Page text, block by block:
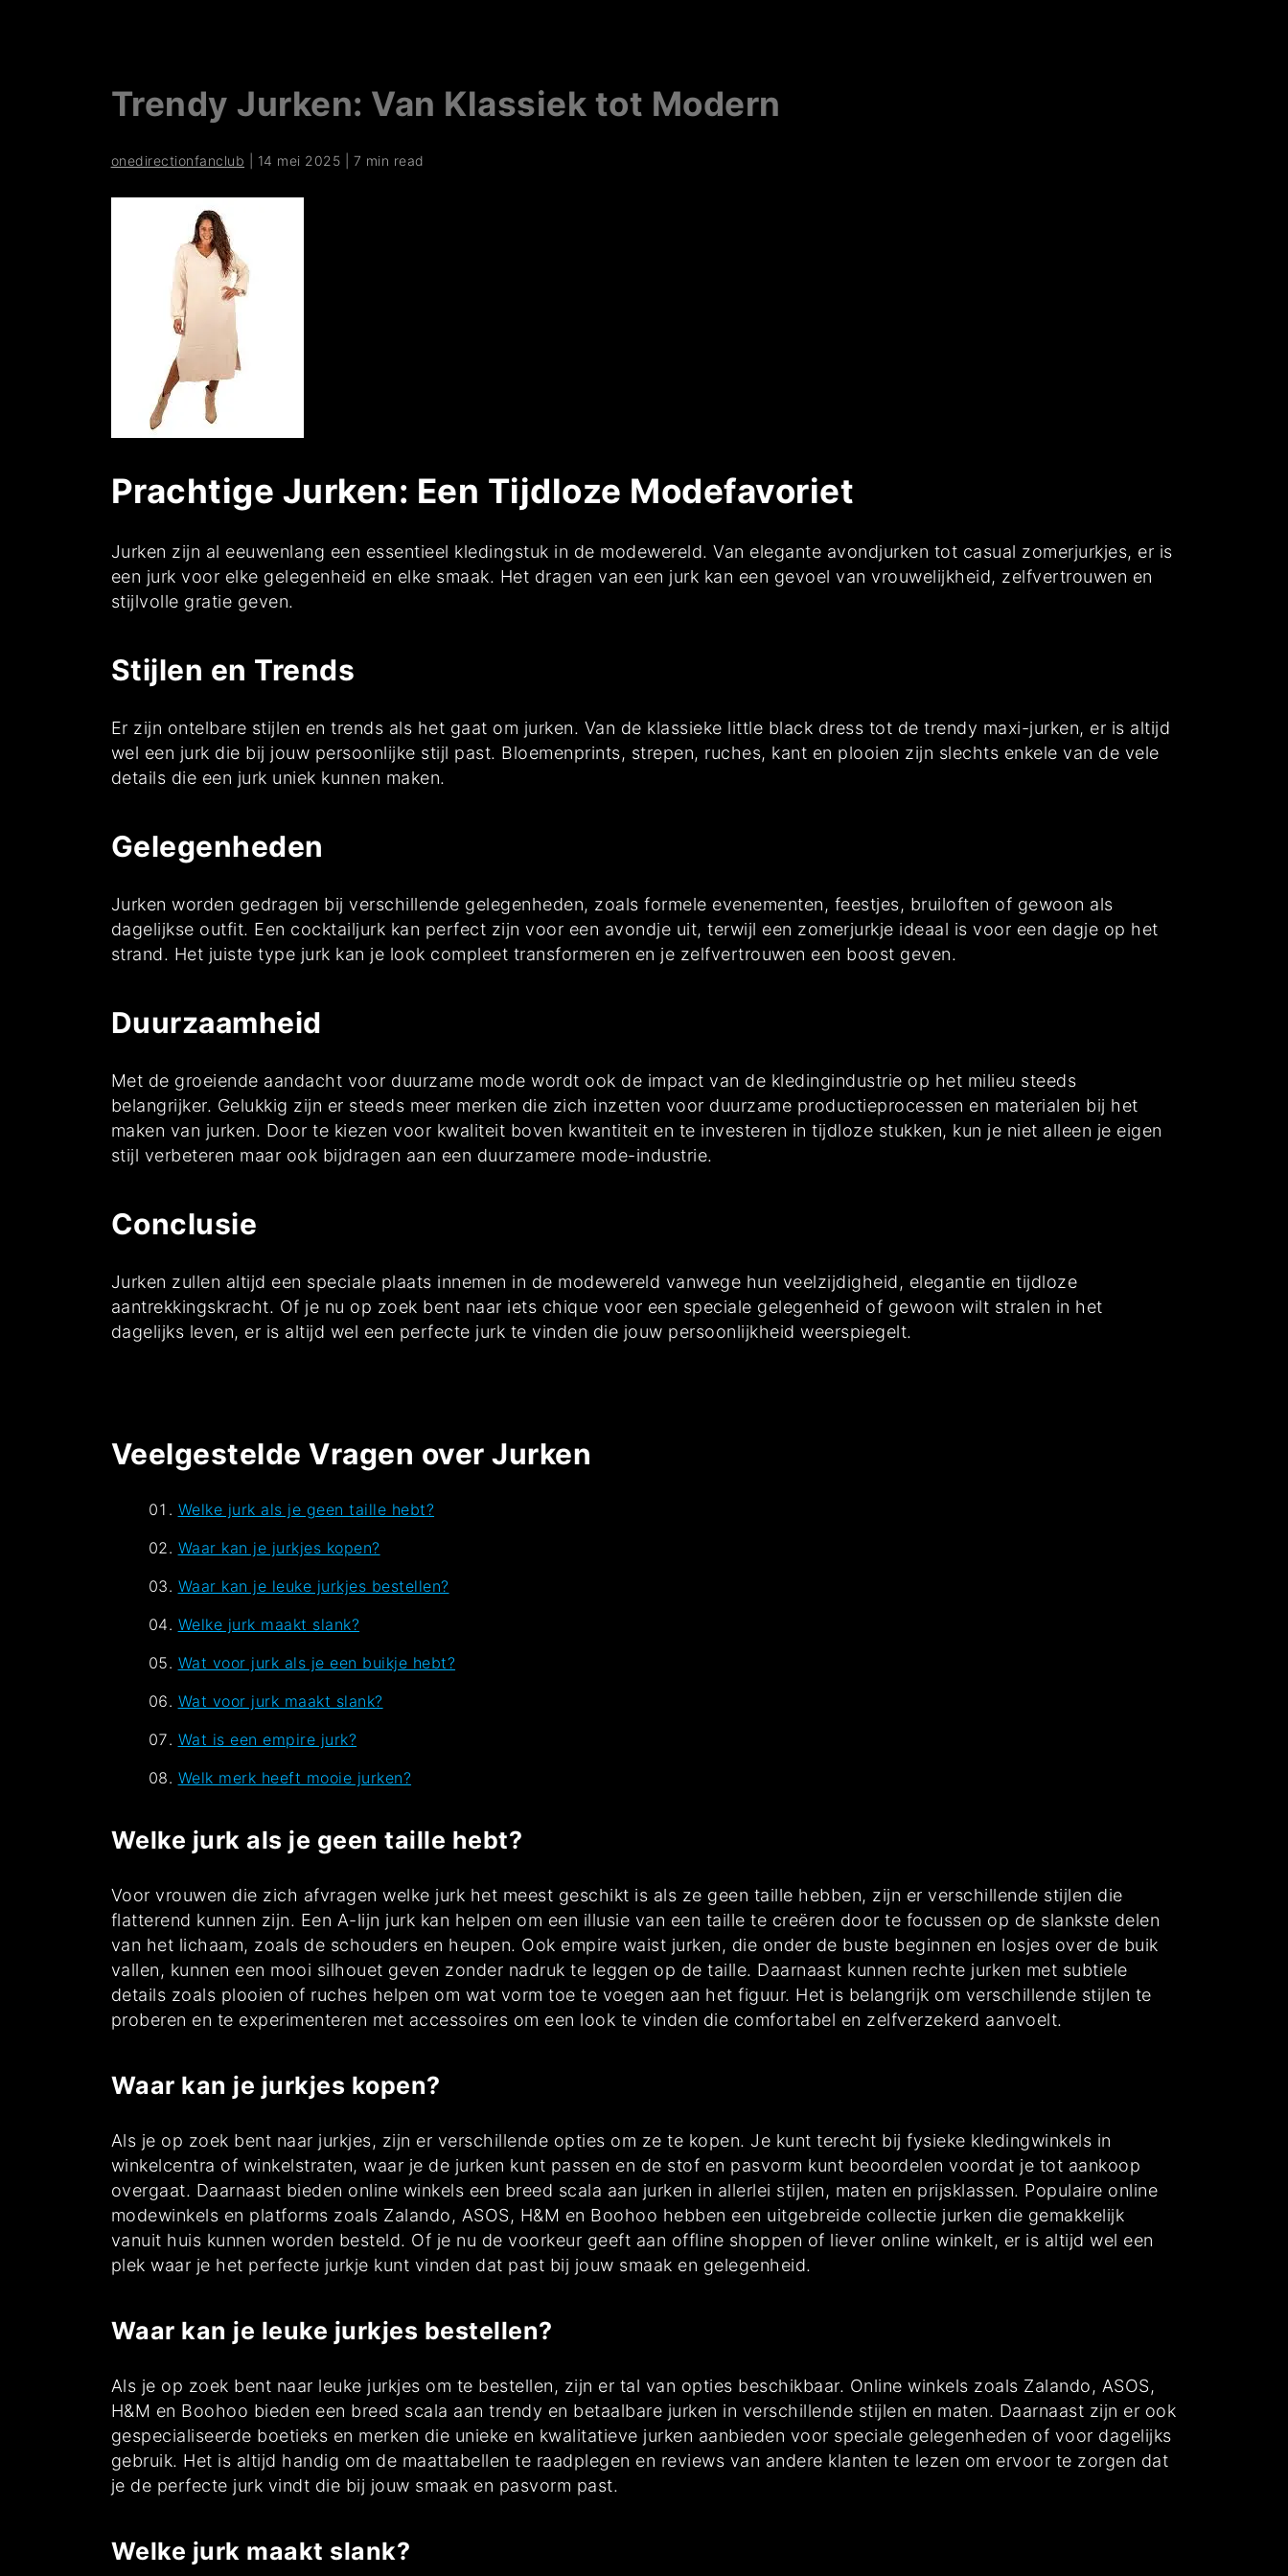
Trendy Jurken: Van Klassiek tot Modern
onedirectionfanclub 14 mei 2025 7 min read
Prachtige Jurken: Een Tijdloze Modefavoriet
Jurken zijn al eeuwenlang een essentieel kledingstuk in de modewereld. Van elegante avondjurken tot casual zomerjurkjes, er is
een jurk voor elke gelegenheid en elke smaak. Het dragen van een jurk kan een gevoel van vrouwelijkheid, zelfvertrouwen en
stijlvolle gratie geven.
Stijlen en Trends
Er zijn ontelbare stijlen en trends als het gaat om jurken. Van de klassieke little black dress tot de trendy maxi-jurken, er is altijd
wel een jurk die bij jouw persoonlijke stijl past. Bloemenprints, strepen, ruches, kant en plooien zijn slechts enkele van de vele
details die een jurk uniek kunnen maken.
Gelegenheden
Jurken worden gedragen bij verschillende gelegenheden, zoals formele evenementen, feestjes, bruiloften of gewoon als
dagelijkse outfit. Een cocktailjurk kan perfect zijn voor een avondje uit, terwijl een zomerjurkje ideaal is voor een dagje op het
strand. Het juiste type jurk kan je look compleet transformeren en je zelfvertrouwen een boost geven.
Duurzaamheid
Met de groeiende aandacht voor duurzame mode wordt ook de impact van de kledingindustrie op het milieu steeds
belangrijker. Gelukkig zijn er steeds meer merken die zich inzetten voor duurzame productieprocessen en materialen bij het
maken van jurken. Door te kiezen voor kwaliteit boven kwantiteit en te investeren in tijdloze stukken, kun je niet alleen je eigen
stijl verbeteren maar ook bijdragen aan een duurzamere mode-industrie.
Conclusie
Jurken zullen altijd een speciale plaats innemen in de modewereld vanwege hun veelzijdigheid, elegantie en tijdloze
aantrekkingskracht. Of je nu op zoek bent naar iets chique voor een speciale gelegenheid of gewoon wilt stralen in het
dagelijks leven, er is altijd wel een perfecte jurk te vinden die jouw persoonlijkheid weerspiegelt.
Veelgestelde Vragen over Jurken
Welke jurk als je geen taille hebt?
Waar kan je jurkjes kopen?
Waar kan je leuke jurkjes bestellen?
Welke jurk maakt slank?
Wat voor jurk als je een buikje hebt?
Wat voor jurk maakt slank?
Wat is een empire jurk?
Welk merk heeft mooie jurken?
Welke jurk als je geen taille hebt?
Voor vrouwen die zich afvragen welke jurk het meest geschikt is als ze geen taille hebben, zijn er verschillende stijlen die
flatterend kunnen zijn. Een A-lijn jurk kan helpen om een illusie van een taille te creëren door te focussen op de slankste delen
van het lichaam, zoals de schouders en heupen. Ook empire waist jurken, die onder de buste beginnen en losjes over de buik
vallen, kunnen een mooi silhouet geven zonder nadruk te leggen op de taille. Daarnaast kunnen rechte jurken met subtiele
details zoals plooien of ruches helpen om wat vorm toe te voegen aan het figuur. Het is belangrijk om verschillende stijlen te
proberen en te experimenteren met accessoires om een look te vinden die comfortabel en zelfverzekerd aanvoelt.
Waar kan je jurkjes kopen?
Als je op zoek bent naar jurkjes, zijn er verschillende opties om ze te kopen. Je kunt terecht bij fysieke kledingwinkels in
winkelcentra of winkelstraten, waar je de jurken kunt passen en de stof en pasvorm kunt beoordelen voordat je tot aankoop
overgaat. Daarnaast bieden online winkels een breed scala aan jurken in allerlei stijlen, maten en prijsklassen. Populaire online
modewinkels en platforms zoals Zalando, ASOS, H&M en Boohoo hebben een uitgebreide collectie jurken die gemakkelijk
vanuit huis kunnen worden besteld. Of je nu de voorkeur geeft aan offline shoppen of liever online winkelt, er is altijd wel een
plek waar je het perfecte jurkje kunt vinden dat past bij jouw smaak en gelegenheid.
Waar kan je leuke jurkjes bestellen?
Als je op zoek bent naar leuke jurkjes om te bestellen, zijn er tal van opties beschikbaar. Online winkels zoals Zalando, ASOS,
H&M en Boohoo bieden een breed scala aan trendy en betaalbare jurken in verschillende stijlen en maten. Daarnaast zijn er ook
gespecialiseerde boetieks en merken die unieke en kwalitatieve jurken aanbieden voor speciale gelegenheden of voor dagelijks
gebruik. Het is altijd handig om de maattabellen te raadplegen en reviews van andere klanten te lezen om ervoor te zorgen dat
je de perfecte jurk vindt die bij jouw smaak en pasvorm past.
Welke jurk maakt slank?